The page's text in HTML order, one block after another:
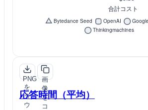
PNG
を
ダ
ウ
画
像
を
コ
応答時間（平均）